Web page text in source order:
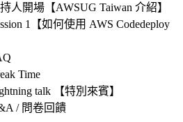
人開場【AWSUG Taiwan 介紹】
1【如何使用 AWS Codedeploy
Time
talk 【特別來賓】
/ 問卷回饋